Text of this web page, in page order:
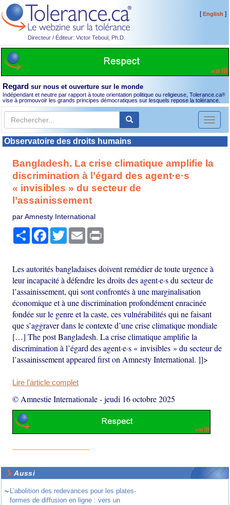
Directeur / Éditeur: Victor Teboul, Ph.D.
[English ]
Regard sur nous et ouverture sur le monde
Indépendant et neutre par rapport à toute orientation politique ou religieuse, Tolerance.ca®
vise à promouvoir les grands principes démocratiques sur lesquels repose la tolérance.
Toggle
Observatoire des droits humains
Bangladesh. La crise climatique amplifie la
discrimination à l’égard des agent·e·s
« invisibles » du secteur de
l’assainissement
par Amnesty International
PartagerFacebook
TwitterEmail
Les autorités bangladaises doivent remédier de toute urgence à
leur incapacité à défendre les droits des agent·e·s du secteur de
l’assainissement, qui sont confrontés à une marginalisation
économique et à une discrimination profondément enracinée
fondée sur le genre et la caste, ces vulnérabilités qui ne faisant
que s’aggraver dans le contexte d’une crise climatique mondiale
[…] The post Bangladesh. La crise climatique amplifie la
discrimination à l’égard des agent·e·s « invisibles » du secteur de
l’assainissement appeared first on Amnesty International. ]]>
Lire l'article complet
© Amnestie Internationale-jeudi 16 octobre 2025
Aussi
~ L’abolition des redevances pour les plates-
formes de diffusion en ligne : vers un